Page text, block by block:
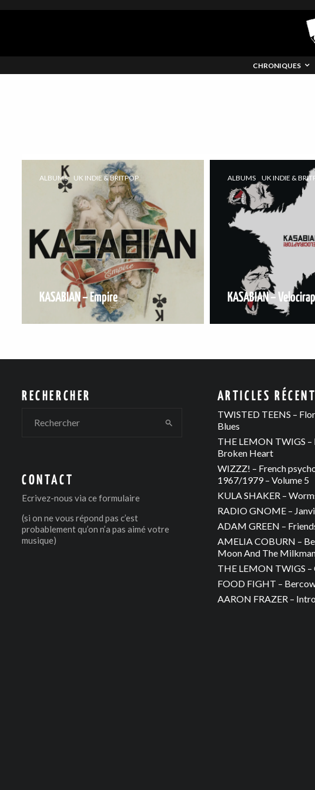
CHRONIQUES
ALBUMS UK INDIE & BRITPOP
KASABIAN – Empire
ALBUMS UK INDIE &
KASABIAN –
RECHERCHER
CONTACT
Ecrivez-nous via ce formulaire
(si on ne vous répond pas c’est
probablement qu’on n’a pas aimé votre
musique)
ARTICLES
TWISTED TEENS –
Blues
THE LEMON TWIGS –
Broken Heart
WIZZZ! – French
1967/1979 – Volume 5
KULA SHAKER –
RADIO GNOME –
ADAM GREEN –
AMELIA COBURN –
Moon And The
THE LEMON TWIGS –
FOOD FIGHT –
AARON FRAZER –